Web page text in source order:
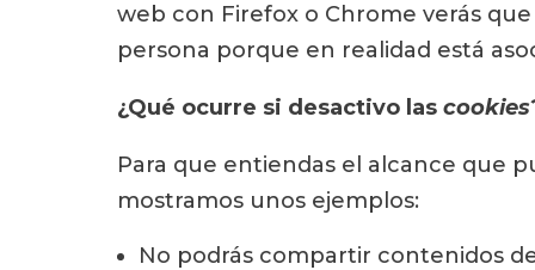
web con Firefox o Chrome verás
persona porque en realidad está
¿Qué ocurre si desactivo las cookies
Para que entiendas el alcance que
mostramos unos ejemplos:
No podrás compartir contenidos